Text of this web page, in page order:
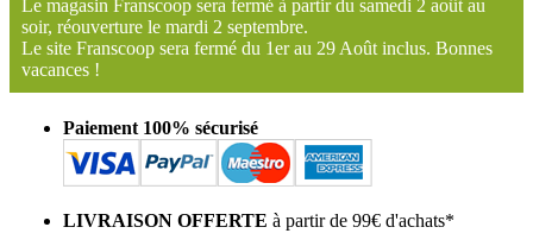
Le magasin Franscoop sera fermé à partir du samedi 2 août au
soir, réouverture le mardi 2 septembre.
Le site Franscoop sera fermé du 1er au 29 Août inclus. Bonnes
vacances !
Paiement 100% sécurisé
LIVRAISON OFFERTE à partir de 99€ d'achats*